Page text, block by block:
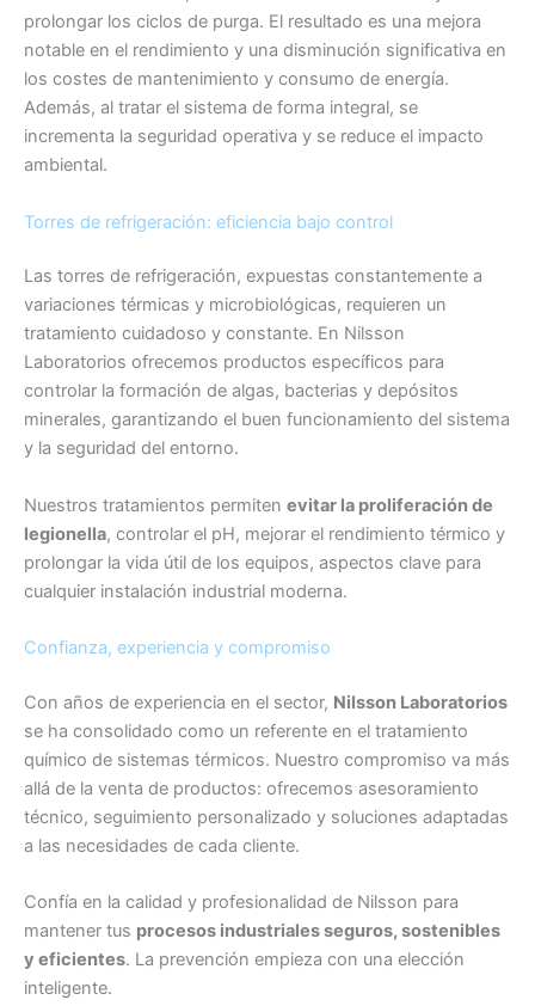
prolongar los ciclos de purga. El resultado es una mejora
notable en el rendimiento y una disminución significativa en
los costes de mantenimiento y consumo de energía.
Además, al tratar el sistema de forma integral, se
incrementa la seguridad operativa y se reduce el impacto
ambiental.
Torres de refrigeración: eficiencia bajo control
Las torres de refrigeración, expuestas constantemente a
variaciones térmicas y microbiológicas, requieren un
tratamiento cuidadoso y constante. En Nilsson
Laboratorios ofrecemos productos específicos para
controlar la formación de algas, bacterias y depósitos
minerales, garantizando el buen funcionamiento del sistema
y la seguridad del entorno.
Nuestros tratamientos permiten evitar la proliferación de
legionella, controlar el pH, mejorar el rendimiento térmico y
prolongar la vida útil de los equipos, aspectos clave para
cualquier instalación industrial moderna.
Confianza, experiencia y compromiso
Con años de experiencia en el sector, Nilsson Laboratorios
se ha consolidado como un referente en el tratamiento
químico de sistemas térmicos. Nuestro compromiso va más
allá de la venta de productos: ofrecemos asesoramiento
técnico, seguimiento personalizado y soluciones adaptadas
a las necesidades de cada cliente.
Confía en la calidad y profesionalidad de Nilsson para
mantener tus procesos industriales seguros, sostenibles
y eficientes. La prevención empieza con una elección
inteligente.